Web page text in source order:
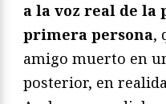
a la voz real de la
primera persona,
amigo muerto en
posterior, en